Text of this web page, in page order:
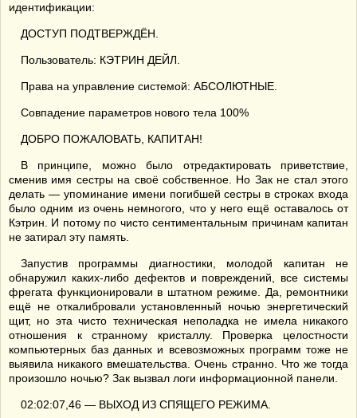
идентификации:
ДОСТУП ПОДТВЕРЖДЁН.
Пользователь: КЭТРИН ДЕЙЛ.
Права на управление системой: АБСОЛЮТНЫЕ.
Совпадение параметров нового тела 100%
ДОБРО ПОЖАЛОВАТЬ, КАПИТАН!
В принципе, можно было отредактировать приветствие,
сменив имя сестры на своё собственное. Но Зак не стал этого
делать — упоминание имени погибшей сестры в строках входа
было одним из очень немногого, что у него ещё оставалось от
Кэтрин. И потому по чисто сентиментальным причинам капитан
не затирал эту память.
Запустив программы диагностики, молодой капитан не
обнаружил каких-либо дефектов и повреждений, все системы
фрегата функционировали в штатном режиме. Да, ремонтники
ещё не откалибровали установленный ночью энергетический
щит, но эта чисто техническая неполадка не имела никакого
отношения к странному кристаллу. Проверка целостности
компьютерных баз данных и всевозможных программ тоже не
выявила никакого вмешательства. Очень странно. Что же тогда
произошло ночью? Зак вызвал логи информационной панели.
02:02:07,46 — ВЫХОД ИЗ СПЯЩЕГО РЕЖИМА.